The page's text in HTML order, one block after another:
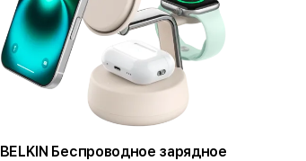
BELKIN Беспроводное зарядное